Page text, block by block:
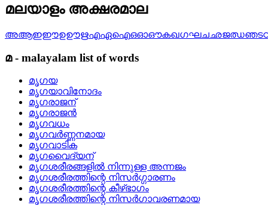
മലയാളം അക്ഷരമാല
അആഇഈഉഊഋഎഏഐഒഓഔകഖഗഘചഛജഝഞട
മ- malayalam list of words
മൃഗയ
മൃഗയാവിനോദം
മൃഗരാജന്
മൃഗരാജന്‍
മൃഗവധം
മൃഗവര്‍ണ്ണനമായ
മൃഗവാടിക
മൃഗവൈദ്യന്
മൃഗശരീരങ്ങളില്‍ നിന്നുള്ള അന്നജം
മൃഗശരീരത്തിന്റെ നിസര്‍ഗ്ഗാരണം
മൃഗശരീരത്തിന്റെ കീഴ്‌ഭാഗം
മൃഗശരീരത്തിന്റെ നിസര്‍ഗാവരണമായ